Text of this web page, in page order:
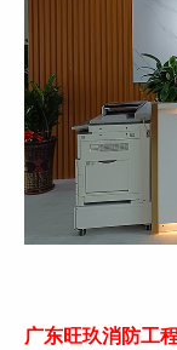
广东旺玖消防工